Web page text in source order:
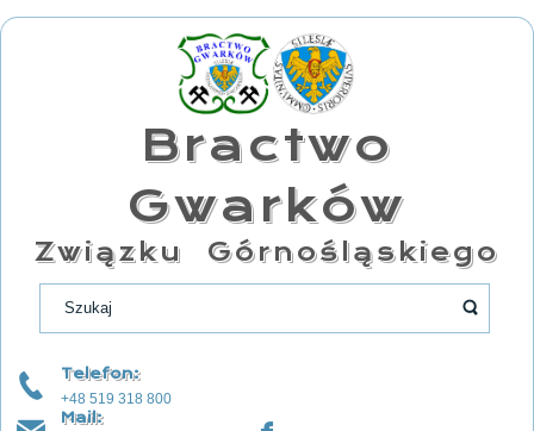
Bractwo
Gwarków
Związku Górnośląskiego
Telefon:
+48 519 318 800
Mail: